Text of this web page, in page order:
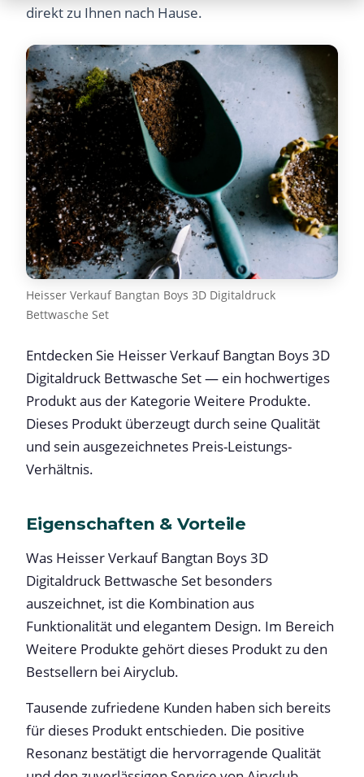
direkt zu Ihnen nach Hause.
Heisser Verkauf Bangtan Boys 3D Digitaldruck
Bettwasche Set
Entdecken Sie Heisser Verkauf Bangtan Boys 3D
Digitaldruck Bettwasche Set — ein hochwertiges
Produkt aus der Kategorie Weitere Produkte.
Dieses Produkt überzeugt durch seine Qualität
und sein ausgezeichnetes Preis-Leistungs-
Verhältnis.
Eigenschaften & Vorteile
Was Heisser Verkauf Bangtan Boys 3D
Digitaldruck Bettwasche Set besonders
auszeichnet, ist die Kombination aus
Funktionalität und elegantem Design. Im Bereich
Weitere Produkte gehört dieses Produkt zu den
Bestsellern bei Airyclub.
Tausende zufriedene Kunden haben sich bereits
für dieses Produkt entschieden. Die positive
Resonanz bestätigt die hervorragende Qualität